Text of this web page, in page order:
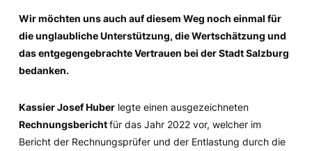
Wir möchten uns auch auf diesem Weg noch einmal für
die unglaubliche Unterstützung, die Wertschätzung und
das entgegengebrachte Vertrauen bei der Stadt Salzburg
bedanken.
Kassier Josef Huberlegte einen ausgezeichneten
Rechnungsberichtfür das Jahr 2022 vor, welcher im
Bericht der Rechnungsprüfer und der Entlastung durch die